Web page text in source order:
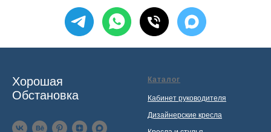
Хорошая
Обстановка
Каталог
Кабинет руководителя
Дизайнерские кресла